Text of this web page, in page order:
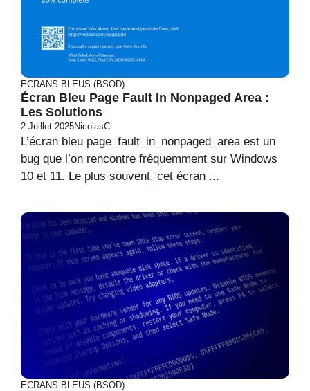
ECRANS BLEUS (BSOD)
Écran Bleu Page Fault In Nonpaged Area :
Les Solutions
2 Juillet 2025NicolasC
L’écran bleu page_fault_in_nonpaged_area est un
bug que l’on rencontre fréquemment sur Windows
10 et 11. Le plus souvent, cet écran ...
ECRANS BLEUS (BSOD)